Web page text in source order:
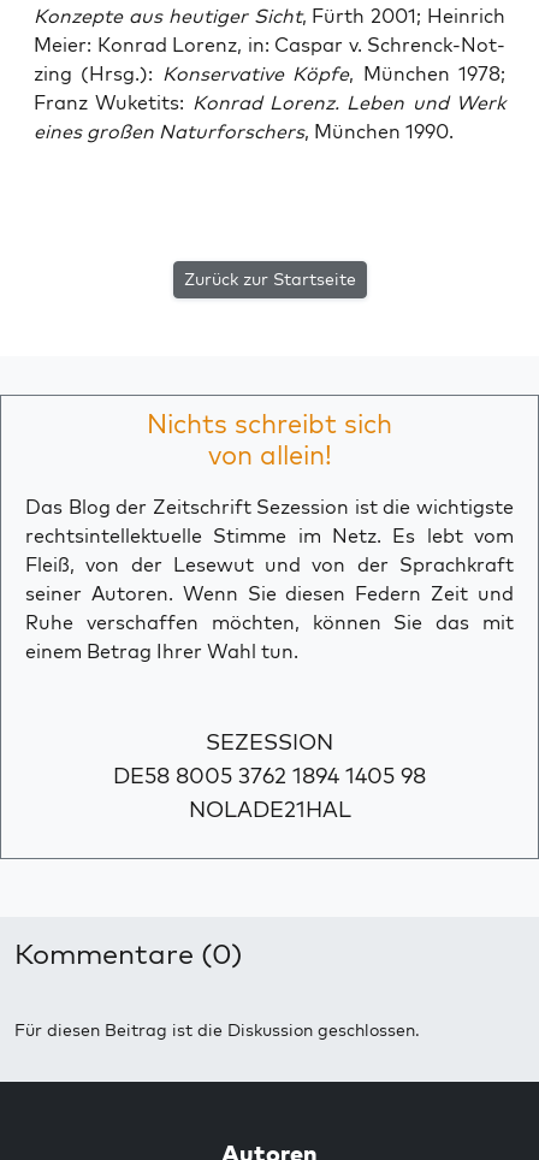
Kon­zep­te aus heu­ti­ger Sicht, Fürth 2001; Hein­rich
Mei­er: Kon­rad Lorenz, in: Cas­par v. Schrenck-Not­
zing (Hrsg.): Kon­ser­va­ti­ve Köp­fe, Mün­chen 1978;
Franz Wuke­tits: Kon­rad Lorenz. Leben und Werk
eines gro­ßen Natur­for­schers, Mün­chen 1990.
Zurück zur Startseite
Nichts schreibt sich
von allein!
Das Blog der Zeitschrift Sezession ist die wichtigste
rechtsintellektuelle Stimme im Netz. Es lebt vom
Fleiß, von der Lesewut und von der Sprachkraft
seiner Autoren. Wenn Sie diesen Federn Zeit und
Ruhe verschaffen möchten, können Sie das mit
einem Betrag Ihrer Wahl tun.
SEZESSION
DE58 8005 3762 1894 1405 98
NOLADE21HAL
Kommentare (0)
Für diesen Beitrag ist die Diskussion geschlossen.
Autoren